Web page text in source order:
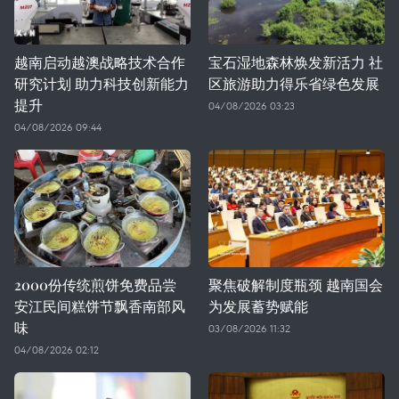
越南启动越澳战略技术合作
研究计划 助力科技创新能力
提升
04/08/2026 09:44
宝石湿地森林焕发新活力 社
区旅游助力得乐省绿色发展
04/08/2026 03:23
2000份传统煎饼免费品尝
安江民间糕饼节飘香南部风
味
04/08/2026 02:12
聚焦破解制度瓶颈 越南国会
为发展蓄势赋能
03/08/2026 11:32